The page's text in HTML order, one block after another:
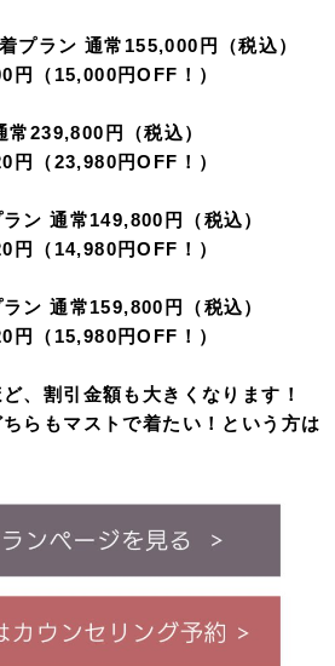
プラン 通常155,000円（税込）
（15,000円OFF！）
常239,800円（税込）
（23,980円OFF！）
ン 通常149,800円（税込）
（14,980円OFF！）
ン 通常159,800円（税込）
（15,980円OFF！）
、割引金額も大きくなります！
らもマストで着たい！という方は